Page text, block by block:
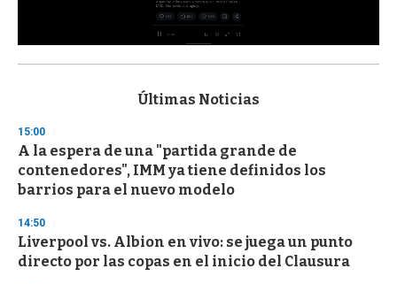
s
d
s
o
f
3
s
e
c
o
Últimas Noticias
15:00
A la espera de una "partida grande de
contenedores", IMM ya tiene definidos los
barrios para el nuevo modelo
14:50
Liverpool vs. Albion en vivo: se juega un punto
directo por las copas en el inicio del Clausura